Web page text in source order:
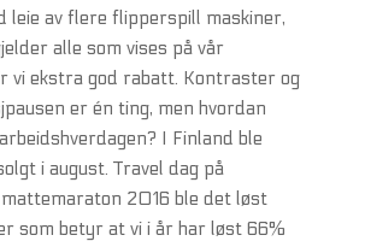
leie av flere flipperspill maskiner,
alle som vises på vår
vi ekstra god rabatt. Kontraster og
er én ting, men hvordan
I Finland ble
i august. Travel dag på
2016 ble det løst
som betyr at vi i år har løst 66%